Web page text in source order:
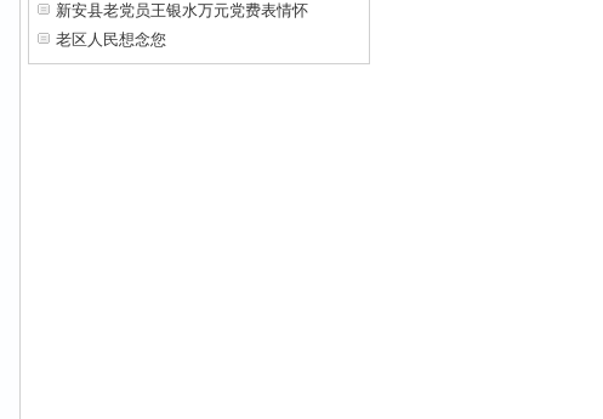
新安县老党员王银水万元党费表情怀
老区人民想念您